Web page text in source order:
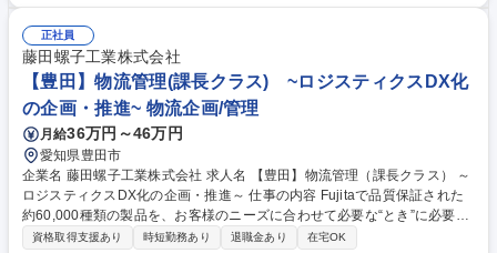
を駆使した活用設計に携われます。 ■一気通貫での経験：サービスの企画
から開発まで一連のプロセスに携わることができるため、技術者・プラン
ナーとして大きな経験を積めます。 ■安定×挑戦：プライム上場の安定し
た経営基盤の元で、ベンチャーマインドを持って新たな領域に挑戦できま
す。 募集職種 未経験歓迎【物流企画設計/ロボ・自動化倉庫】プライム上
場SBSG/フレックス
正社員
藤田螺子工業株式会社
【豊田】物流管理(課長クラス) ~ロジスティクスDX化
の企画・推進~ 物流企画/管理
月給36万円～46万円
愛知県豊田市
企業名 藤田螺子工業株式会社 求人名 【豊田】物流管理（課長クラス） ～
ロジスティクスDX化の企画・推進～ 仕事の内容 Fujitaで品質保証された
約60,000種類の製品を、お客様のニーズに合わせて必要な“とき”に必要
な“量”を遅延なく納品出来る適正在庫の維持管理をDX化するべく、課長職
資格取得支援あり 時短勤務あり 退職金あり 在宅OK